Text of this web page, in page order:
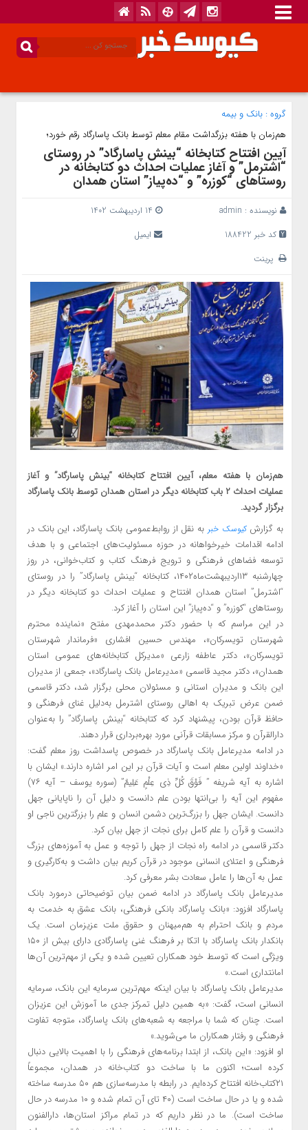
گروه : بانک‌ و بیمه
هم‌زمان با هفته بزرگداشت مقام معلم توسط بانک پاسارگاد رقم خورد؛
آیین افتتاح کتابخانه “بینش پاسارگاد” در روستای
“اشترمل” و آغاز عملیات احداث دو کتابخانه در
روستاهای “کوزره” و “ده‌پیاز” استان همدان
نویسنده : admin
کد خبر 188422
ایمیل
پرینت
هم‌زمان با هفته معلم، آیین افتتاح کتابخانه “بینش پاسارگاد” و آغاز
عملیات احداث ۲ باب کتابخانه دیگر در استان همدان توسط بانک پاسارگاد
برگزار گردید.
به گزارشکیوسک خبر به نقل از روابط‌عمومی بانک پاسارگاد، این بانک در
ادامه اقدامات خیرخواهانه در حوزه مسئولیت‌های اجتماعی و با هدف
توسعه فضاهای فرهنگی و ترویج فرهنگ کتاب و کتاب‌خوانی، در روز
چهارشنبه ۱۳اردیبهشت‌ماه۱۴۰۲، کتابخانه “بینش پاسارگاد” را در روستای
“اشترمل” استان همدان افتتاح و عملیات احداث دو کتابخانه دیگر در
روستاهای “کوزره” و “ده‌پیاز” این استان را آغاز کرد.
در این مراسم که با‌ حضور دکتر محمدمهدی مفتح «نماینده محترم
شهرستان تویسرکان»، مهندس حسین افشاری «فرماندار شهرستان
تویسرکان»، دکتر عاطفه زارعی «مدیرکل کتابخانه‌های عمومی استان
همدان»، دکتر مجید قاسمی «مدیرعامل بانک پاسارگاد»، جمعی از مدیران
این بانک و مدیران استانی و مسئولان محلی برگزار شد، دکتر قاسمی
ضمن عرض تبریک به اهالی روستای اشترمل به‌دلیل غنای فرهنگی و
حافظ قرآن بودن، پیشنهاد کرد که کتابخانه “بینش پاسارگاد” را به‌عنوان
دارالقرآن و مرکز مسابقات قرآنی مورد بهره‌برداری قرار دهند.
در ادامه مدیرعامل بانک پاسارگاد در خصوص پاسداشت روز معلم گفت:
«خداوند اولین معلم است و آیات قرآن بر این امر اشاره دارند.» ایشان با
اشاره به آیه شریفه ” فَوْقَ کُلِّ ذِی عِلْمٍ عَلِیمٌ” (سوره یوسف – آیه ۷۶)
مفهوم این آیه را بی‌انتها بودن علم دانست و دلیل آن را ناپایانی جهل
دانست. ایشان جهل را بزرگ‌ترین دشمن انسان و علم را بزرگترین ناجی او
دانست و قرآن را علم کامل برای نجات از جهل بیان کرد.
دکتر قاسمی در ادامه راه نجات از جهل را توجه و عمل به آموزه‌های بزرگ
فرهنگی و اعتلای انسانی موجود در قرآن کریم بیان داشت و به‌کارگیری و
عمل به آن‌ها را عامل سعادت بشر معرفی کرد.
مدیرعامل بانک پاسارگاد در ادامه ضمن بیان توضیحاتی درمورد بانک
پاسارگاد افزود: «بانک پاسارگاد بانکی فرهنگی، بانک عشق به خدمت به
مردم و بانک احترام به هم‌میهنان و حقوق ملت عزیزمان است. یک
بانکدار بانک پاسارگاد با اتکا بر فرهنگ غنی پاسارگادی دارای بیش از ۱۵۰
ویژگی است که توسط خود همکاران تعیین شده و یکی از مهم‌ترین آن‌ها
امانتداری است.»
مدیرعامل بانک پاسارگاد با بیان اینکه مهم‌ترین سرمایه این بانک، سرمایه
انسانی است، گفت: «به همین دلیل تمرکز جدی ما آموزش این عزیزان
است. چنان که شما با مراجعه به شعبه‌های بانک پاسارگاد، متوجه تفاوت
فرهنگی و رفتار همکاران ما می‌شوید.»
او افزود: «این بانک، از ابتدا برنامه‌های فرهنگی را با اهمیت بالایی دنبال
کرده است؛ اکنون ما با ساخت دو کتاب‌خانه در همدان، مجموعاً
۲۱کتاب‌خانه افتتاح کرده‌ایم. در رابطه با مدرسه‌سازی هم ۵۰ مدرسه ساخته
شده و یا در حال ساخت است (۴۰ تای آن تمام شده و ۱۰ مدرسه در حال
ساخت است). ما در نظر داریم که در تمام مراکز استان‌ها، دارالفنون